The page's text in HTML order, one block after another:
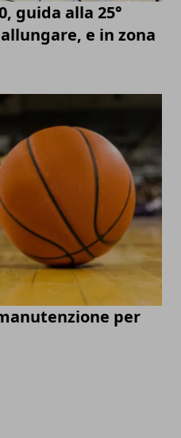
guida alla 25°
e in zona
per